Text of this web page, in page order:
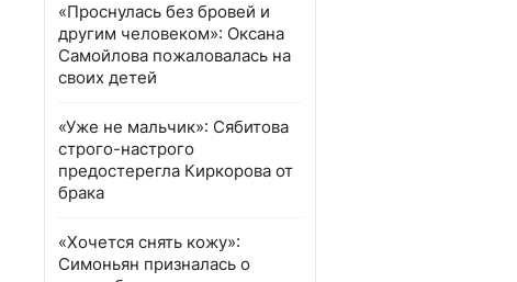
«Проснулась без бровей и
другим человеком»: Оксана
Самойлова пожаловалась на
своих детей
«Уже не мальчик»: Сябитова
строго-настрого
предостерегла Киркорова от
брака
«Хочется снять кожу»:
Симоньян призналась о